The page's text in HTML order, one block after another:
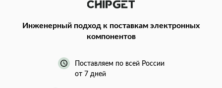
Инженерный подход к поставкам электронных
компонентов
Поставляем по всей России
от 7 дней